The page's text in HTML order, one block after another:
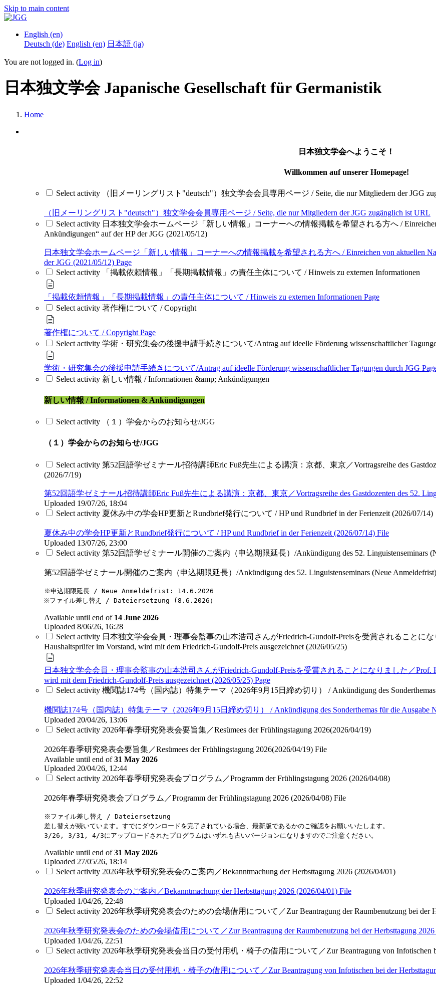
Skip to main content
English ‎(en)‎
Deutsch ‎(de)‎ English ‎(en)‎ 日本語 ‎(ja)‎
You are not logged in. (Log in)
日本独文学会 Japanische Gesellschaft für Germanistik
Home
日本独文学会へようこそ！
Willkommen auf unserer Homepage!
Select activity （旧メーリングリスト"deutsch"）独文学会会員専用ページ / Seite, die nur Mitgliedern der JGG
（旧メーリングリスト"deutsch"）独文学会会員専用ページ / Seite, die nur Mitgliedern der JGG zugänglich ist URL
Select activity 日本独文学会ホームページ「新しい情報」コーナーへの情報掲載を希望される方へ / Einreichen
Ankündigungen“ auf der HP der JGG (2021/05/12)
日本独文学会ホームページ「新しい情報」コーナーへの情報掲載を希望される方へ / Einreichen von aktuellen
der JGG (2021/05/12) Page
Select activity 「掲載依頼情報」「長期掲載情報」の責任主体について / Hinweis zu externen Informationen
「掲載依頼情報」「長期掲載情報」の責任主体について / Hinweis zu externen Informationen Page
Select activity 著作権について / Copyright
著作権について / Copyright Page
Select activity 学術・研究集会の後援申請手続きについて/Antrag auf ideelle Förderung wissenschaftlicher
学術・研究集会の後援申請手続きについて/Antrag auf ideelle Förderung wissenschaftlicher Tagungen durch JGG
Select activity 新しい情報 / Informationen &amp; Ankündigungen
新しい情報 / Informationen & Ankündigungen
Select activity （１）学会からのお知らせ/JGG
（１）学会からのお知らせ/JGG
Select activity 第52回語学ゼミナール招待講師Eric Fuß先生による講演：京都、東京／Vortragsreihe des
(2026/7/19)
第52回語学ゼミナール招待講師Eric Fuß先生による講演：京都、東京／Vortragsreihe des Gastdozenten des 52.
Uploaded 19/07/26, 18:04
Select activity 夏休み中の学会HP更新とRundbrief発行について / HP und Rundbrief in der Ferienzeit (2026/07/14)
夏休み中の学会HP更新とRundbrief発行について / HP und Rundbrief in der Ferienzeit (2026/07/14) File
Uploaded 13/07/26, 23:00
Select activity 第52回語学ゼミナール開催のご案内（申込期限延長）/Ankündigung des 52. Linguistenseminars
第52回語学ゼミナール開催のご案内（申込期限延長）/Ankündigung des 52. Linguistenseminars (Neue
※申込期限延長 / Neue Anmeldefrist: 14.6.2026
※ファイル差し替え / Dateiersetzung (8.6.2026）
Available until end of 14 June 2026
Uploaded 8/06/26, 16:28
Select activity 日本独文学会会員・理事会監事の山本浩司さんがFriedrich-Gundolf-Preisを受賞されることにな
Haushaltsprüfer im Vorstand, wird mit dem Friedrich-Gundolf-Preis ausgezeichnet (2026/05/25)
日本独文学会会員・理事会監事の山本浩司さんがFriedrich-Gundolf-Preisを受賞されることになりました／Prof.
wird mit dem Friedrich-Gundolf-Preis ausgezeichnet (2026/05/25) Page
Select activity 機関誌174号（国内誌）特集テーマ（2026年9月15日締め切り） / Ankündigung des
機関誌174号（国内誌）特集テーマ（2026年9月15日締め切り） / Ankündigung des Sonderthemas für die Ausgabe
Uploaded 20/04/26, 13:06
Select activity 2026年春季研究発表会要旨集／Resümees der Frühlingstagung 2026(2026/04/19)
2026年春季研究発表会要旨集／Resümees der Frühlingstagung 2026(2026/04/19) File
Available until end of31 May 2026
Uploaded 20/04/26, 12:44
Select activity 2026年春季研究発表会プログラム／Programm der Frühlingstagung 2026 (2026/04/08)
2026年春季研究発表会プログラム／Programm der Frühlingstagung 2026 (2026/04/08) File
※ファイル差し替え / Dateiersetzung
差し替えが続いています。すでにダウンロードを完了されている場合、最新版であるかのご確認をお願いいたします。
3/26, 3/31, 4/3にアップロードされたプログラムはいずれも古いバージョンになりますのでご注意ください。
Available until end of31 May 2026
Uploaded 27/05/26, 18:14
Select activity 2026年秋季研究発表会のご案内／Bekanntmachung der Herbsttagung 2026 (2026/04/01)
2026年秋季研究発表会のご案内／Bekanntmachung der Herbsttagung 2026 (2026/04/01) File
Uploaded 1/04/26, 22:48
Select activity 2026年秋季研究発表会のための会場借用について／Zur Beantragung der Raumbenutzung bei der
2026年秋季研究発表会のための会場借用について／Zur Beantragung der Raumbenutzung bei der Herbsttagung 2026
Uploaded 1/04/26, 22:51
Select activity 2026年秋季研究発表会当日の受付用机・椅子の借用について／Zur Beantragung von Infotischen
2026年秋季研究発表会当日の受付用机・椅子の借用について／Zur Beantragung von Infotischen bei der
Uploaded 1/04/26, 22:52